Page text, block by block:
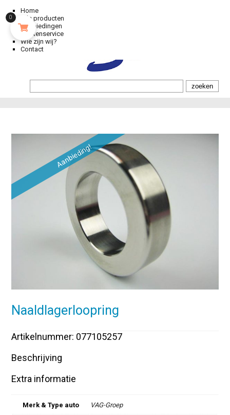
Home
Alle producten
Aanbiedingen
Klantenservice
Wie zijn wij?
Contact
Aanbieding!
Naaldlagerloopring
Artikelnummer: 077105257
Beschrijving
Extra informatie
Merk & Type auto VAG-Groep
0